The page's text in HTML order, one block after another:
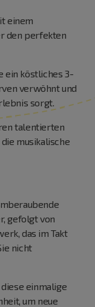
einem
den perfekten
ein köstliches 3-
verwöhnt und
sorgt.
talentierten
musikalische
gefolgt von
das im Takt
nicht
einmalige
um neue